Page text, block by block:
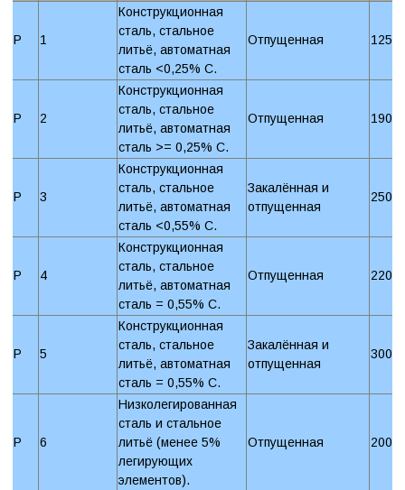
P 1
Конструкционная
сталь, стальное
литьё, автоматная
сталь <0,25% C.
Отпущенная 125
P 2
Конструкционная
сталь, стальное
литьё, автоматная
сталь >= 0,25% C.
Отпущенная 190
P 3
Конструкционная
сталь, стальное
литьё, автоматная
сталь <0,55% C.
Закалённая и
отпущенная
250
P 4
Конструкционная
сталь, стальное
литьё, автоматная
сталь = 0,55% C.
Отпущенная 220
P 5
Конструкционная
сталь, стальное
литьё, автоматная
сталь = 0,55% C.
Закалённая и
отпущенная
300
P 6
Низколегированная
сталь и стальное
литьё (менее 5%
легирующих
элементов).
Отпущенная 200